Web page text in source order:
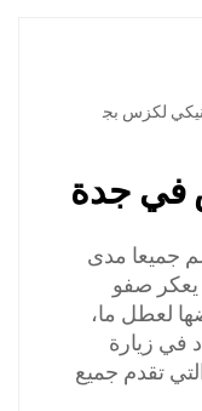
لكزس بج
في جدة
جميعا مدى
صفو
لعطل ما،
في زيارة
تقدم جميع